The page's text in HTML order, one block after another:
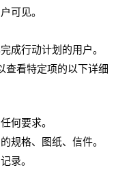
可见。
成行动计划的用户。
查看特定项的以下详细
何要求。
规格、图纸、信件。
录。